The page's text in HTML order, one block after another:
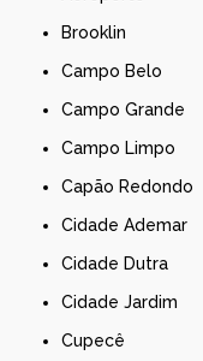
Brooklin
Campo Belo
Campo Grande
Campo Limpo
Capão Redondo
Cidade Ademar
Cidade Dutra
Cidade Jardim
Cupecê